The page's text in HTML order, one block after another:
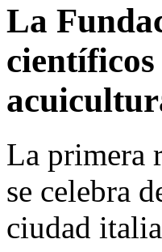
La
La primera
se celebra
ciudad